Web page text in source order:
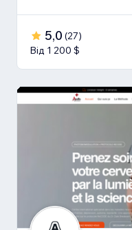
5,0 (27)
Від 1 200 $